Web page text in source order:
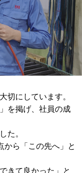
切にしています。
を掲げ、社員の成
た。
から「この先へ」と
きて良かった」と